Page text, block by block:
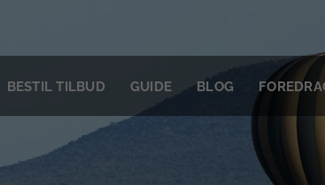
BESTIL TILBUD GUIDE BLOG